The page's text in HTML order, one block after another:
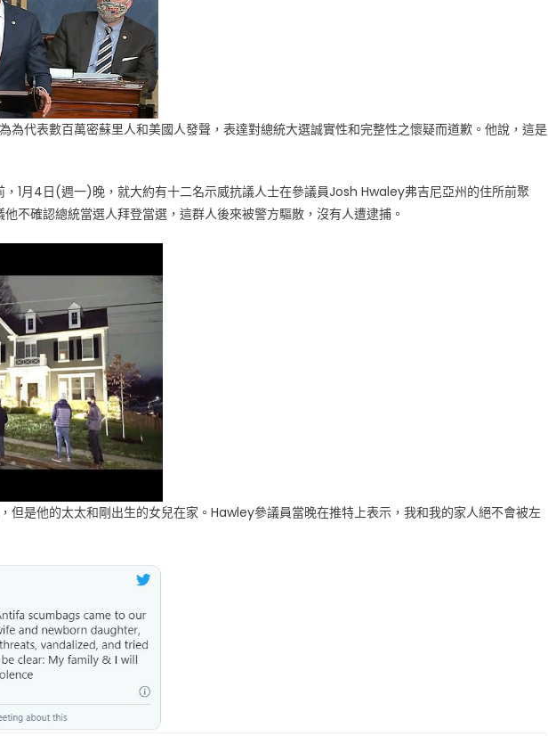
為代表數百萬密蘇里人和美國人發聲，表達對總統大選誠實性和完整性之懷疑而道歉。他說，這是
1月4日(週一)晚，就大約有十二名示威抗議人士在參議員Josh Hwaley弗吉尼亞州的住所前聚
不確認總統當選人拜登當選，這群人後來被警方驅散，沒有人遭逮捕。
但是他的太太和剛出生的女兒在家。Hawley參議員當晚在推特上表示，我和我的家人絕不會被左